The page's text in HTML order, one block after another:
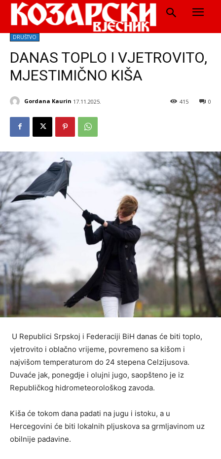
DRUŠTVO
DANAS TOPLO I VJETROVITO,
MJESTIMIČNO KIŠA
Gordana Kaurin 17.11.2025. 0
415
U Republici Srpskoj i Federaciji BiH danas će biti toplo,
vjetrovito i oblačno vrijeme, povremeno sa kišom i
najvišom temperaturom do 24 stepena Celzijusova.
Duvaće jak, ponegdje i olujni jugo, saopšteno je iz
Republičkog hidrometeorološkog zavoda.
Kiša će tokom dana padati na jugu i istoku, a u
Hercegovini će biti lokalnih pljuskova sa grmljavinom uz
obilnije padavine.